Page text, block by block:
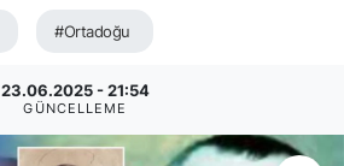
#Ortadoğu
23.06.2025 - 21:54
GÜNCELLEME